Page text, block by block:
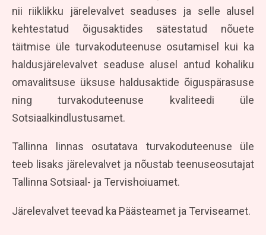
nii riiklikku järelevalvet seaduses ja selle alusel
kehtestatud õigusaktides sätestatud nõuete
täitmise üle turvakoduteenuse osutamisel kui ka
haldusjärelevalvet seaduse alusel antud kohaliku
omavalitsuse üksuse haldusaktide õiguspärasuse
ning turvakoduteenuse kvaliteedi üle
Sotsiaalkindlustusamet.
Tallinna linnas osutatava turvakoduteenuse üle
teeb lisaks järelevalvet ja nõustab teenuseosutajat
Tallinna Sotsiaal- ja Tervishoiuamet.
Järelevalvet teevad ka Päästeamet ja Terviseamet.